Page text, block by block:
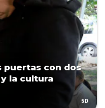
puertas con dos
la cultura
5D